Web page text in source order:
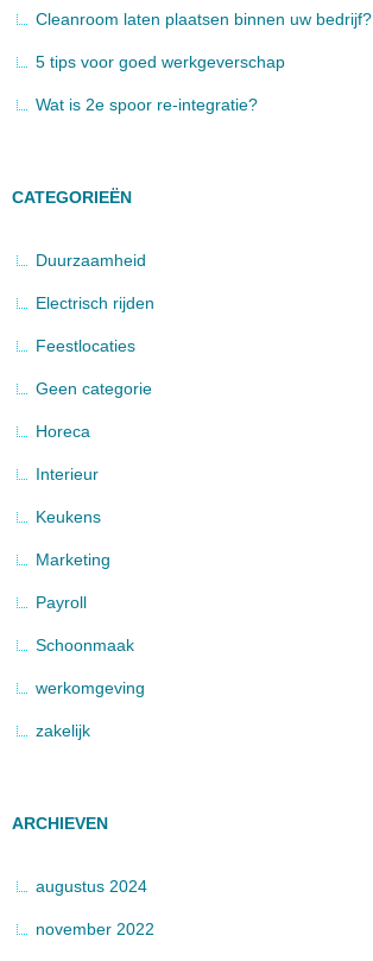
Cleanroom laten plaatsen binnen uw bedrijf?
5 tips voor goed werkgeverschap
Wat is 2e spoor re-integratie?
CATEGORIEËN
Duurzaamheid
Electrisch rijden
Feestlocaties
Geen categorie
Horeca
Interieur
Keukens
Marketing
Payroll
Schoonmaak
werkomgeving
zakelijk
ARCHIEVEN
augustus 2024
november 2022